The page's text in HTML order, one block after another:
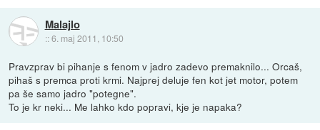
Malajlo
::6. maj 2011, 10:50
Pravzprav bi pihanje s fenom v jadro zadevo premaknilo... Orcaš,
pihaš s premca proti krmi. Najprej deluje fen kot jet motor, potem
pa še samo jadro "potegne".
To je kr neki... Me lahko kdo popravi, kje je napaka?